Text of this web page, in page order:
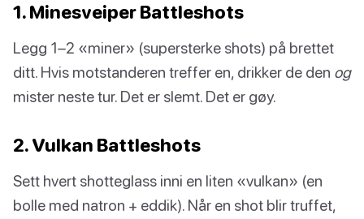
1. Minesveiper Battleshots
Legg 1–2 «miner» (supersterke shots) på brettet
ditt. Hvis motstanderen treffer en, drikker de den og
mister neste tur. Det er slemt. Det er gøy.
2. Vulkan Battleshots
Sett hvert shotteglass inni en liten «vulkan» (en
bolle med natron + eddik). Når en shot blir truffet,